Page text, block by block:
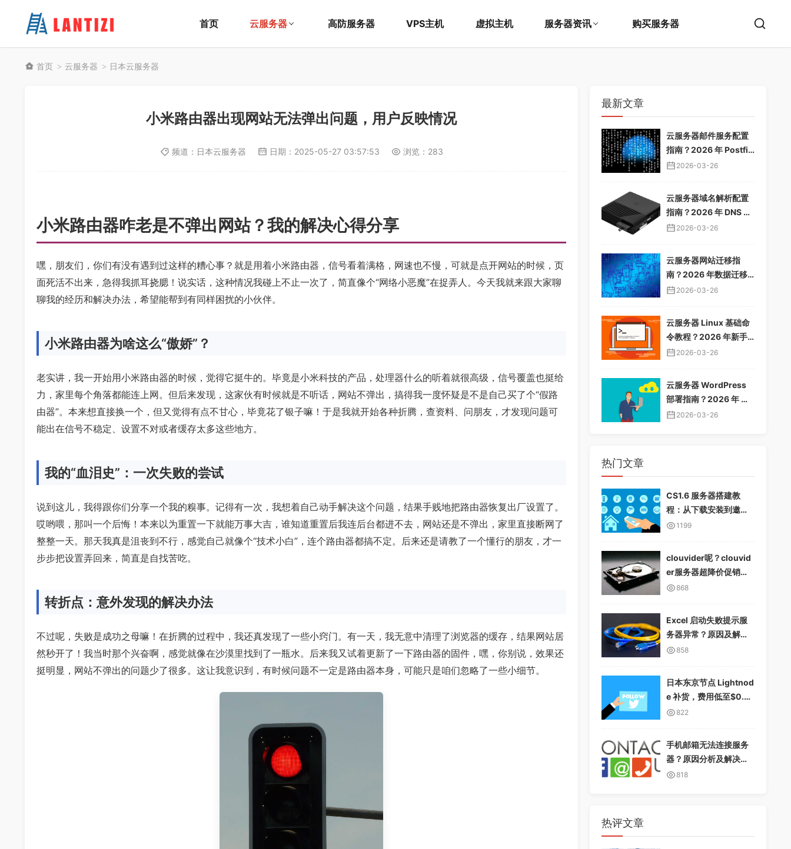
首页 云服务器 高防服务器 VPS主机 虚拟主机 服务器资讯 购买服务器
首页 > 云服务器 > 日本云服务器
小米路由器出现网站无法弹出问题，用户反映情况
频道： 日本云服务器 日期： 2025-05-27 03:57:53 浏览：283
小米路由器咋老是不弹出网站？我的解决心得分享
嘿，朋友们，你们有没有遇到过这样的糟心事？就是用着小米路由器，信号看着满格，网速也不慢，可就是点开网站的时候，页
面死活不出来，急得我抓耳挠腮！说实话，这种情况我碰上不止一次了，简直像个“网络小恶魔”在捉弄人。今天我就来跟大家聊
聊我的经历和解决办法，希望能帮到有同样困扰的小伙伴。
小米路由器为啥这么“傲娇”？
老实讲，我一开始用小米路由器的时候，觉得它挺牛的。毕竟是小米科技的产品，处理器什么的听着就很高级，信号覆盖也挺给
力，家里每个角落都能连上网。但后来发现，这家伙有时候就是不听话，网站不弹出，搞得我一度怀疑是不是自己买了个“假路
由器”。本来想直接换一个，但又觉得有点不甘心，毕竟花了银子嘛！于是我就开始各种折腾，查资料、问朋友，才发现问题可
能出在信号不稳定、设置不对或者缓存太多这些地方。
我的“血泪史”：一次失败的尝试
说到这儿，我得跟你们分享一个我的糗事。记得有一次，我想着自己动手解决这个问题，结果手贱地把路由器恢复出厂设置了。
哎哟喂，那叫一个后悔！本来以为重置一下就能万事大吉，谁知道重置后我连后台都进不去，网站还是不弹出，家里直接断网了
整整一天。那天我真是沮丧到不行，感觉自己就像个“技术小白”，连个路由器都搞不定。后来还是请教了一个懂行的朋友，才一
步步把设置弄回来，简直是自找苦吃。
转折点：意外发现的解决办法
不过呢，失败是成功之母嘛！在折腾的过程中，我还真发现了一些小窍门。有一天，我无意中清理了浏览器的缓存，结果网站居
然秒开了！我当时那个兴奋啊，感觉就像在沙漠里找到了一瓶水。后来我又试着更新了一下路由器的固件，嘿，你别说，效果还
挺明显，网站不弹出的问题少了很多。这让我意识到，有时候问题不一定是路由器本身，可能只是咱们忽略了一些小细节。
最新文章
云服务器邮件服务配置
指南？2026 年 Postfix
邮件服务器教程，企业
2026-03-26
云服务器域名解析配置
指南？2026 年 DNS 解
析教程，域名绑定服务
2026-03-26
云服务器网站迁移指
南？2026 年数据迁移
教程，无缝切换服务器
2026-03-26
云服务器 Linux 基础命
令教程？2026 年新手
入门指南，常用命令大
2026-03-26
云服务器 WordPress
部署指南？2026 年 Wo
rdPress 安装配置教
2026-03-26
热门文章
CS1.6 服务器搭建教
程：从下载安装到邀请
好友畅玩
1199
clouvider呢？clouvid
er服务器超降价促销，1
0Gbps无限流量
868
Excel 启动失败提示服
务器异常？原因及解决
方案详解
858
日本东京节点 Lightnod
e 补货，费用低至$0.01
2/小时，支持多种支付
822
手机邮箱无法连接服务
器？原因分析及解决方
案 818
热评文章